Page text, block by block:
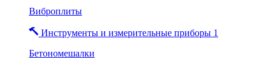
Виброплиты
Инструменты и измерительные приборы 1
Бетономешалки